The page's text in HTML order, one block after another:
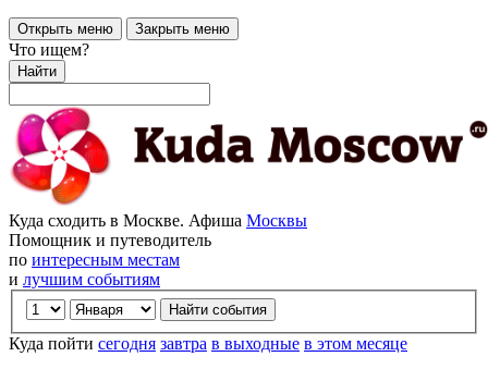
Открыть меню Закрыть меню
Что ищем?
Найти
Куда сходить в Москве. Афиша Москвы
Помощник и путеводитель
по интересным местам
и лучшим событиям
Куда пойти сегодня завтра в выходные в этом месяце